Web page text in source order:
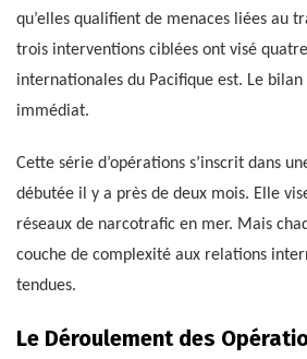
qu’elles qualifient de menaces liées au
trois interventions ciblées ont visé
internationales du Pacifique est. Le
immédiat.
Cette série d’opérations s’inscrit dans
débutée il y a près de deux mois. Elle
réseaux de narcotrafic en mer. Mais
couche de complexité aux relations
tendues.
Le Déroulement des